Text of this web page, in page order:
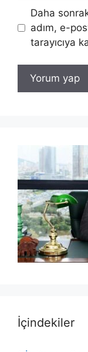
Daha
adım, e-
tarayıcıya
İçindekiler